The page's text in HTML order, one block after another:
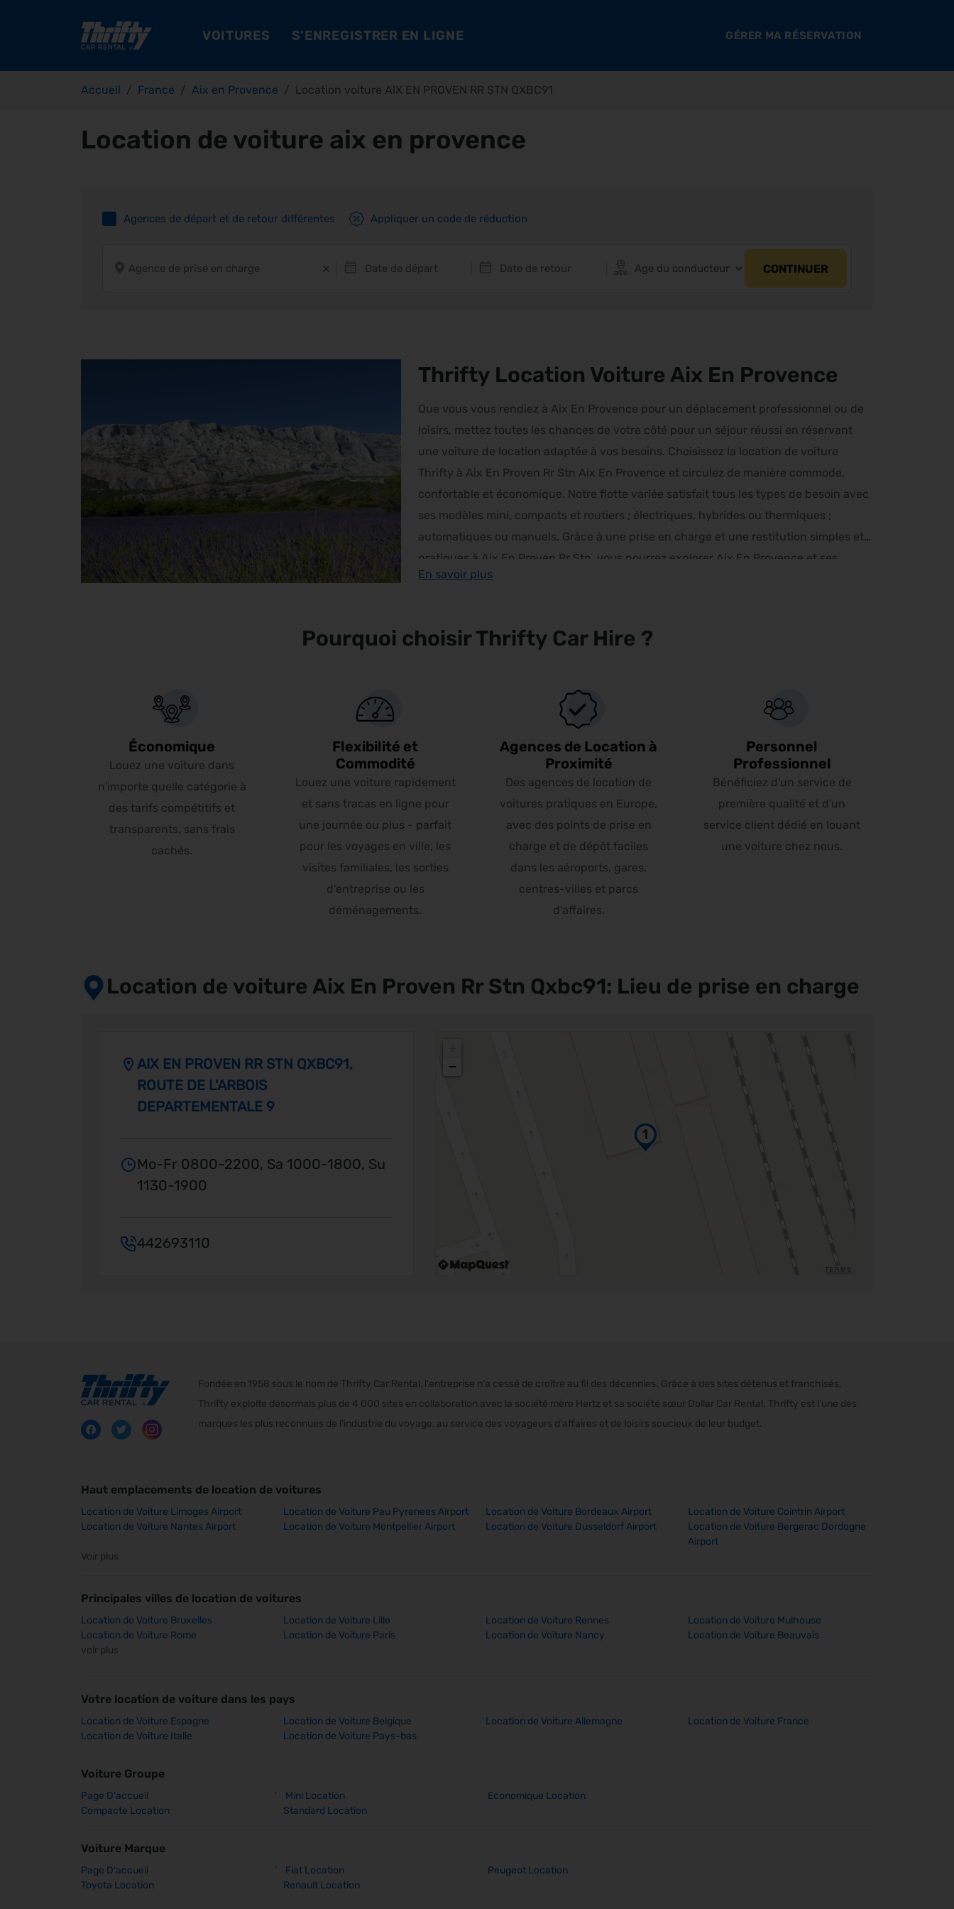
VOITURES S’ENREGISTRER EN LIGNE GÉRER MA RÉSERVATION
Accueil France Aix en Provence Location voiture AIX EN PROVEN RR STN QXBC91
Location de voiture aix en provence
Agences de départ et de retour différentes Appliquer un code de réduction
CONTINUER
Thrifty Location Voiture Aix En Provence
Que vous vous rendiez à Aix En Provence pour un déplacement professionnel ou de
loisirs, mettez toutes les chances de votre côté pour un séjour réussi en réservant
une voiture de location adaptée à vos besoins. Choisissez la location de voiture
Thrifty à Aix En Proven Rr Stn Aix En Provence et circulez de manière commode,
confortable et économique. Notre flotte variée satisfait tous les types de besoin avec
ses modèles mini, compacts et routiers ; électriques, hybrides ou thermiques ;
automatiques ou manuels. Grâce à une prise en charge et une restitution simples et
pratiques à Aix En Proven Rr Stn, vous pourrez explorer Aix En Provence et ses
environs en bénéficiant d’une autonomie de déplacement complète à tout instant.
En savoir plus
Pourquoi choisir Thrifty Car Hire ?
Économique
Louez une voiture dans
n'importe quelle catégorie à
des tarifs compétitifs et
transparents, sans frais
cachés.
Flexibilité et
Commodité
Louez une voiture rapidement
et sans tracas en ligne pour
une journée ou plus - parfait
pour les voyages en ville, les
visites familiales, les sorties
d'entreprise ou les
déménagements.
Agences de Location à
Proximité
Des agences de location de
voitures pratiques en Europe,
avec des points de prise en
charge et de dépôt faciles
dans les aéroports, gares,
centres-villes et parcs
d'affaires.
Personnel
Professionnel
Bénéficiez d'un service de
première qualité et d'un
service client dédié en louant
une voiture chez nous.
Location de voiture Aix En Proven Rr Stn Qxbc91: Lieu de prise en charge
−
AIX EN PROVEN RR STN QXBC91,
ROUTE DE L'ARBOIS
DEPARTEMENTALE 9
Mo-Fr 0800-2200, Sa 1000-1800, Su
1130-1900
442693110
Fondée en 1958 sous le nom de Thrifty Car Rental, l'entreprise n'a cessé de croître au fil des décennies. Grâce à des sites détenus et franchisés,
Thrifty exploite désormais plus de 4 000 sites en collaboration avec la société mère Hertz et sa société sœur Dollar Car Rental. Thrifty est l'une des
marques les plus reconnues de l'industrie du voyage, au service des voyageurs d'affaires et de loisirs soucieux de leur budget.
Haut emplacements de location de voitures
Location de Voiture Limoges Airport Location de Voiture Pau Pyrenees Airport Location de Voiture Bordeaux Airport
Location de Voiture Cointrin Airport
Location de Voiture Nantes Airport
Location de Voiture Montpellier Airport Location de Voiture Dusseldorf Airport
Location de Voiture Bergerac Dordogne
Airport
Voir plus
Principales villes de location de voitures
Location de Voiture Bruxelles Location de Voiture Lille Location de Voiture Rennes
Location de Voiture Mulhouse
Location de Voiture Rome
Location de Voiture Paris Location de Voiture Nancy
Location de Voiture Beauvais
voir plus
Votre location de voiture dans les pays
Location de Voiture Espagne Location de Voiture Belgique Location de Voiture Allemagne
Location de Voiture France
Location de Voiture Italie
Location de Voiture Pays-bas
Voiture Groupe
Page D'accueil ' Mini Location
Economique Location
Compacte Location
Standard Location
Voiture Marque
Page D'accueil ' Fiat Location
Peugeot Location
Toyota Location
Renault Location